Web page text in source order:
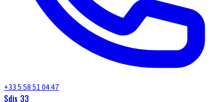
+33 5 58 51 04 47
Sdis 33